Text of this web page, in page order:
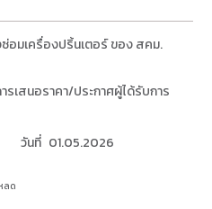
ซ่อมเครื่องปริ้นเตอร์ ของ สคม.
รเสนอราคา/ประกาศผู้ได้รับการ
วันที่ 01.05.2026
ลด